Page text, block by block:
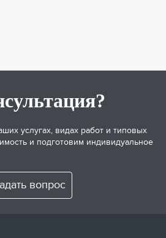
услугах, видах работ и типовых
и подготовим индивидуальное
вопрос